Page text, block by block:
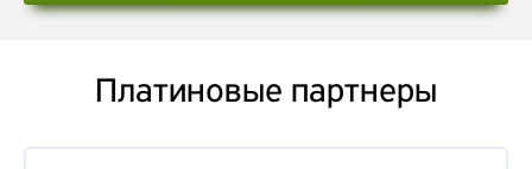
Платиновые партнеры